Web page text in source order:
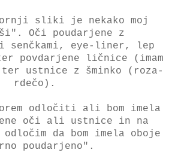
sliki je nekako moj
Oči poudarjene z
senčkami, eye-liner, lep
povdarjene ličnice (imam
ustnice z šminko (roza-
rdečo).
odločiti ali bom imela
oči ali ustnice in na
odločim da bom imela oboje
poudarjeno".